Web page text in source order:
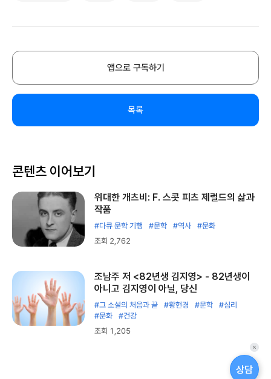
앱으로 구독하기
목록
콘텐츠 이어보기
위대한 개츠비: F. 스콧 피츠 제럴드의 삶과
작품
#다큐 문학 기행 #문학 #역사
#문화
조회 2,762
조남주 저 <82년생 김지영> - 82년생이
아니고 김지영이 아닐, 당신
#그 소설의 처음과 끝 #황현경 #문학
#심리
#문화
#건강
조회 1,205
상담
퀵
메
뉴